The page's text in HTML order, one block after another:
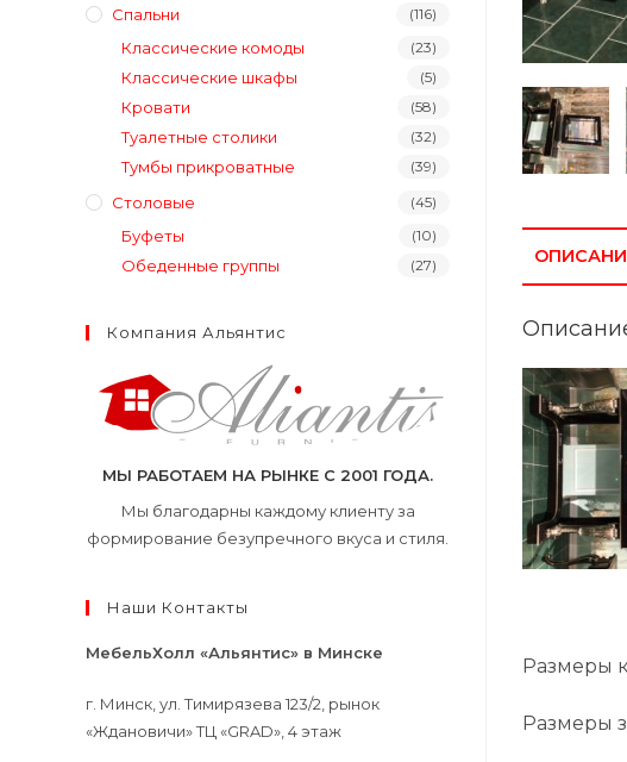
Размеры
Размеры
Спальни (116)
Классические комоды (23)
Классические шкафы (5)
Кровати (58)
Туалетные столики (32)
Тумбы прикроватные (39)
Столовые (45)
Буфеты (10)
Обеденные группы (27)
Компания Альянтис
МЫ РАБОТАЕМ НА РЫНКЕ С 2001 ГОДА.
Мы благодарны каждому клиенту за
формирование безупречного вкуса и стиля.
Наши Контакты
МебельХолл «Альянтис» в Минске
г. Минск, ул. Тимирязева 123/2, рынок
«Ждановичи» ТЦ «GRAD», 4 этаж